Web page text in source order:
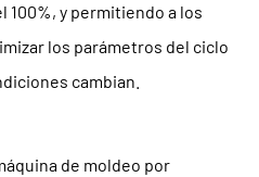
100%, y permitiendo a los
los parámetros del ciclo
cambian.
de moldeo por